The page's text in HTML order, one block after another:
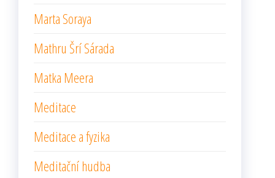
Marta Soraya
Mathru Šrí Sárada
Matka Meera
Meditace
Meditace a fyzika
Meditační hudba